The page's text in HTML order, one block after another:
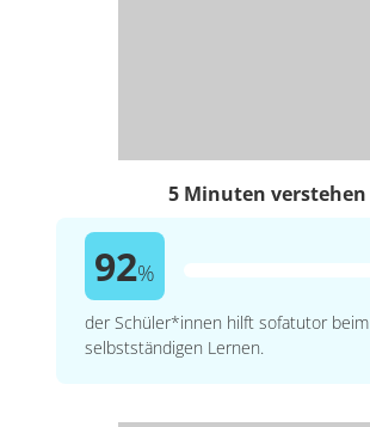
5 Minuten verstehen
92%
der Schüler*innen hilft sofatutor beim
selbstständigen Lernen.